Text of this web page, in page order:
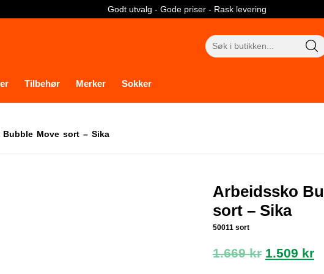
Godt utvalg - Gode priser - Rask levering
Søk
etter:
Tilbehør Merker Sokker
Bubble Move sort – Sika
Arbeidssko
sort – Sika
50011 sort
1.669kr 1.509 kr